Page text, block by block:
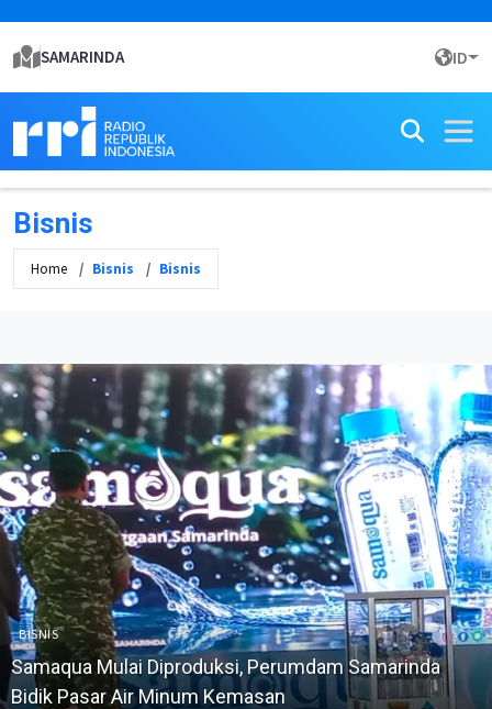
SAMARINDA ID
Bisnis
Home Bisnis Bisnis
BISNIS
Samaqua Mulai Diproduksi, Perumdam Samarinda
Bidik Pasar Air Minum Kemasan